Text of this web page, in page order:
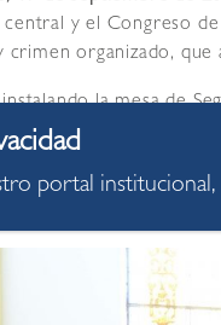
y el Congreso
crimen organizado,
instalando la mesa de
la seguridad
manifestó Carlos
portal institucional,